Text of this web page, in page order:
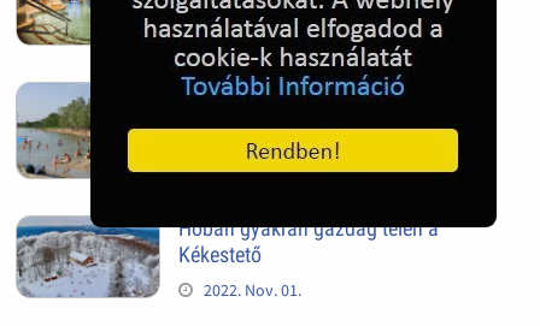
Sándorfalva, Nádastó
2022. Nov. 01.
Hóban gyakran gazdag télen a
Kékestető
2022. Nov. 01.